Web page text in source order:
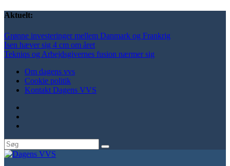
Aktuelt:
Grønne investeringer mellem Danmark og Frankrig
Isen hæver sig 4 cm om året
Tekniqs og Arbejdsgivernes fusion nærmer sig
Om dagens vvs
Cookie politik
Kontakt Dagens VVS